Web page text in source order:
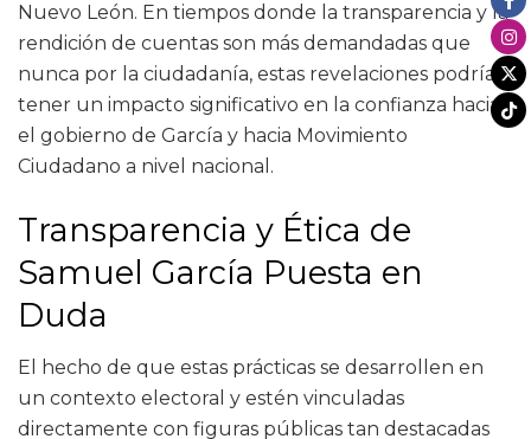
Nuevo León. En tiempos donde la transparencia y la
rendición de cuentas son más demandadas que
nunca por la ciudadanía, estas revelaciones podrían
tener un impacto significativo en la confianza hacia
el gobierno de García y hacia Movimiento
Ciudadano a nivel nacional.
Transparencia y Ética de
Samuel García Puesta en
Duda
El hecho de que estas prácticas se desarrollen en
un contexto electoral y estén vinculadas
directamente con figuras públicas tan destacadas